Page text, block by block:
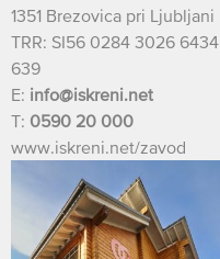
1351 Brezovica pri Ljubljani
TRR: SI56 0284 3026 6434
639
E: info@iskreni.net
T: 0590 20 000
www.iskreni.net/zavod